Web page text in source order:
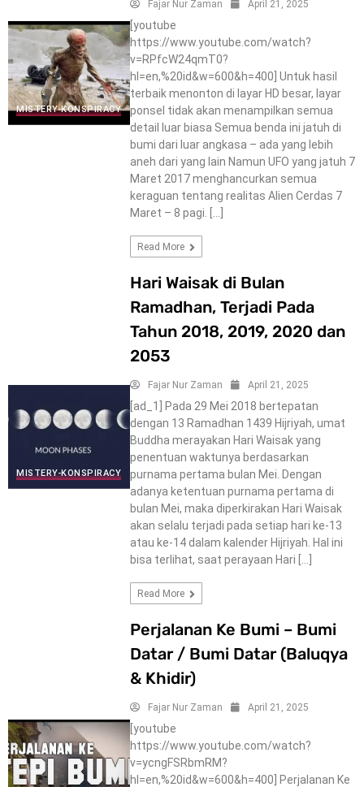
MISTERY-KONSPIRACY
Fajar Nur Zaman April 21, 2025
[youtube
https://www.youtube.com/watch?
v=RPfcW24qmT0?
hl=en,%20id&w=600&h=400] Untuk hasil
terbaik menonton di layar HD besar, layar
ponsel tidak akan menampilkan semua
detail luar biasa Semua benda ini jatuh di
bumi dari luar angkasa – ada yang lebih
aneh dari yang lain Namun UFO yang jatuh 7
Maret 2017 menghancurkan semua
keraguan tentang realitas Alien Cerdas 7
Maret – 8 pagi. […]
Read More
MISTERY-KONSPIRACY
Hari Waisak di Bulan
Ramadhan, Terjadi Pada
Tahun 2018, 2019, 2020 dan
2053
Fajar Nur Zaman April 21, 2025
[ad_1] Pada 29 Mei 2018 bertepatan
dengan 13 Ramadhan 1439 Hijriyah, umat
Buddha merayakan Hari Waisak yang
penentuan waktunya berdasarkan
purnama pertama bulan Mei. Dengan
adanya ketentuan purnama pertama di
bulan Mei, maka diperkirakan Hari Waisak
akan selalu terjadi pada setiap hari ke-13
atau ke-14 dalam kalender Hijriyah. Hal ini
bisa terlihat, saat perayaan Hari […]
Read More
Perjalanan Ke Bumi – Bumi
Datar / Bumi Datar (Baluqya
& Khidir)
Fajar Nur Zaman April 21, 2025
[youtube
https://www.youtube.com/watch?
v=ycngFSRbmRM?
hl=en,%20id&w=600&h=400] Perjalanan Ke